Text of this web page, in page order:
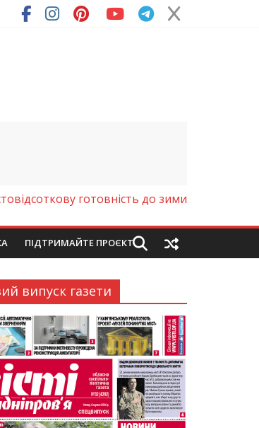
готовність до зими
ПІДТРИМАЙТЕ ПРОЄКТ
випуск газети